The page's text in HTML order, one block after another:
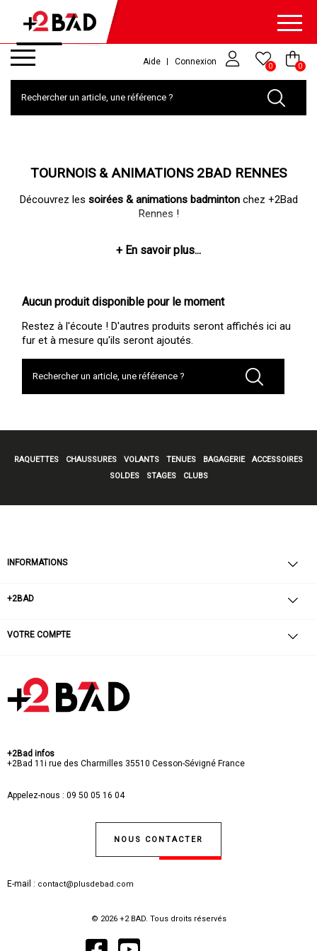
Aide Connexion 0 0
TOURNOIS & ANIMATIONS 2BAD RENNES
Découvrez les soirées & animations badmintonchez +2Bad
Rennes !
propose de nombreux événements autour du badminton :
des soiréesbadminton fluo
des soiréesmontante-descendante
des animations découverte
N'hésitez pas à vous inscrire pour
Aucun produit disponible pour le moment
Restez à l'écoute ! D'autres produits seront affichés ici au
fur et à mesure qu'ils seront ajoutés.
RAQUETTES CHAUSSURES VOLANTS TENUES BAGAGERIE
ACCESSOIRES
SOLDES
STAGES CLUBS
INFORMATIONS
+2BAD
VOTRE COMPTE
+2Bad infos
+2Bad 11i rue des Charmilles 35510 Cesson-Sévigné France
Appelez-nous : 09 50 05 16 04
NOUS CONTACTER
E-mail : contact@plusdebad.com
© 2026 +2 BAD. Tous droits réservés